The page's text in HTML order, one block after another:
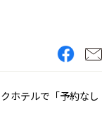
ホテルで「予約なし